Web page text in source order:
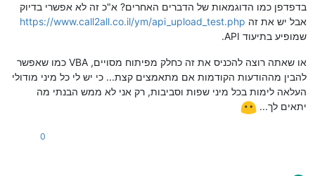
בדפדפן כמו הדוגמאות של הדברים האחרים? א"כ זה לא אפשרי בדיוק
אבל יש את זה https://www.call2all.co.il/ym/api_upload_test.php
שמופיע בתיעוד API.
או שאתה רוצה להכניס את זה כחלק מפיתוח מסויים, VBA כמו שאפשר
להבין מההודעות הקודמות אם מתאמצים קצת... כי יש לי כל מיני מודולי
העלאה לימות בכל מיני שפות וסביבות, רק אני לא ממש הבנתי מה
יתאים לך...
0